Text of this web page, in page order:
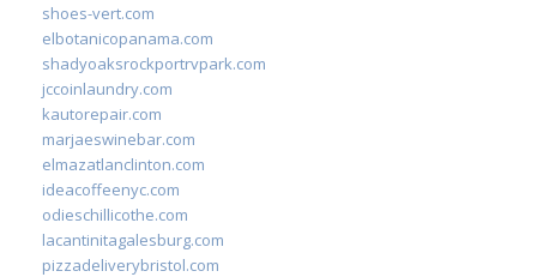
shoes-vert.com
elbotanicopanama.com
shadyoaksrockportrvpark.com
jccoinlaundry.com
kautorepair.com
marjaeswinebar.com
elmazatlanclinton.com
ideacoffeenyc.com
odieschillicothe.com
lacantinitagalesburg.com
pizzadeliverybristol.com